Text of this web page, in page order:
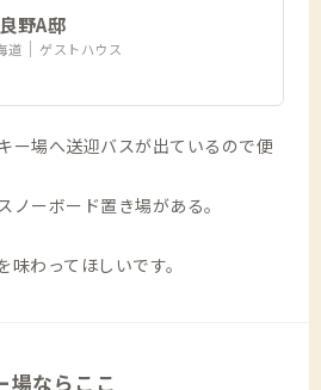
野A邸
道 ゲストハウス
ー場へ送迎バスが出ているので便
ノーボード置き場がある。
わってほしいです。
場ならここ